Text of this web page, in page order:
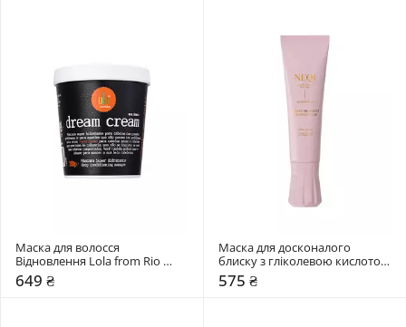
Маска для волосся
Відновлення Lola from Rio
DREAM CREAM
649 ₴
Маска для досконалого
блиску з гліколевою кислотою
NEQI Treatment Treasure Gloss
Glaze
575 ₴